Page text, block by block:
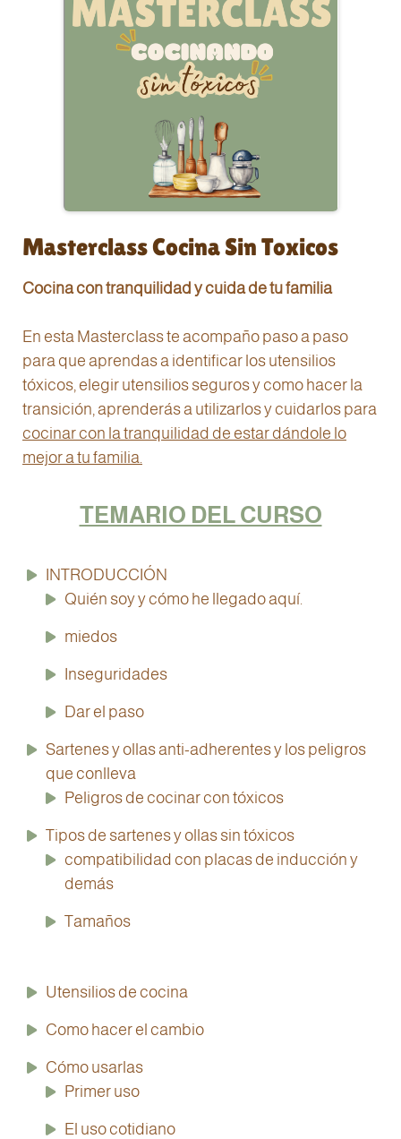
Masterclass Cocina Sin Toxicos
Cocina con tranquilidad y cuida de tu familia
En esta Masterclass te acompaño paso a paso
para que aprendas a identificar los utensilios
tóxicos, elegir utensilios seguros y como hacer la
transición, aprenderás a utilizarlos y cuidarlos para
cocinar con la tranquilidad de estar dándole lo
mejor a tu familia.
TEMARIO DEL CURSO
INTRODUCCIÓN
Quién soy y cómo he llegado aquí.
miedos
Inseguridades
Dar el paso
Sartenes y ollas anti-adherentes y los peligros
que conlleva
Peligros de cocinar con tóxicos
Tipos de sartenes y ollas sin tóxicos
compatibilidad con placas de inducción y
demás
Tamaños
Utensilios de cocina
Como hacer el cambio
Cómo usarlas
Primer uso
El uso cotidiano